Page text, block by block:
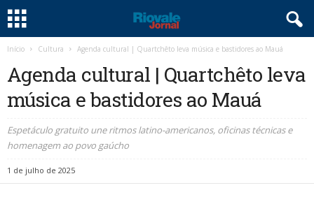
Início Cultura Agenda cultural | Quartchêto leva música e bastidores ao Mauá
Agenda cultural | Quartchêto leva
música e bastidores ao Mauá
Espetáculo gratuito une ritmos latino-americanos, oficinas técnicas e
homenagem ao povo gaúcho
1 de julho de 2025